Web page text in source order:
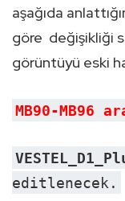
aşağıda
göre değişikliği
görüntüyü eski
MB90-MB96
editlenecek.